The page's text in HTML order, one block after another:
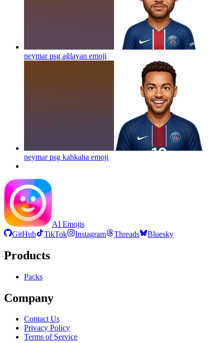
neymar psg ağlayan emoji
neymar psg kahkaha emoji
AI Emojis
GitHub
TikTok Instagram Threads Bluesky
Products
Packs
Company
Contact Us
Privacy Policy
Terms of Service